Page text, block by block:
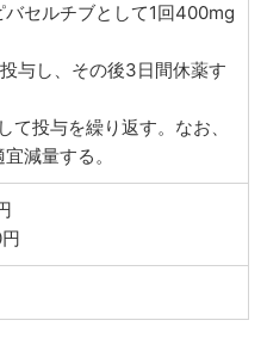
セルチブとして1回400mg
与し、その後3日間休薬す
て投与を繰り返す。なお、
減量する。